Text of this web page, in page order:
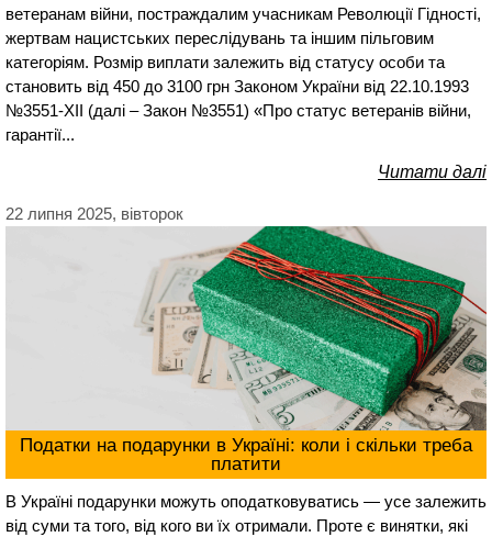
ветеранам війни, постраждалим учасникам Революції Гідності,
жертвам нацистських переслідувань та іншим пільговим
категоріям. Розмір виплати залежить від статусу особи та
становить від 450 до 3100 грн Законом України від 22.10.1993
№3551-XII (далі – Закон №3551) «Про статус ветеранів війни,
гарантії...
Читати далі
22 липня 2025, вівторок
Податки на подарунки в Україні: коли і скільки треба
платити
В Україні подарунки можуть оподатковуватись — усе залежить
від суми та того, від кого ви їх отримали. Проте є винятки, які